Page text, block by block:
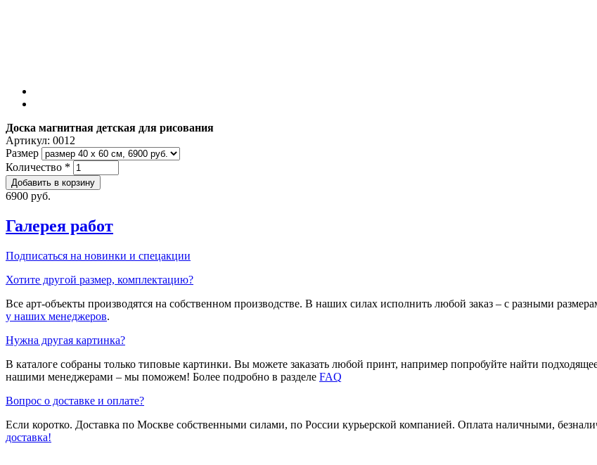
Доска магнитная детская для рисования
Артикул: 0012
Размер
Количество *
6900 руб.
Галерея работ
Подписаться на новинки и спецакции
Хотите другой размер, комплектацию?
Все арт-объекты производятся на собственном производстве. В наших силах исполнить любой заказ – с разными
у наших менеджеров.
Нужна другая картинка?
В каталоге собраны только типовые картинки. Вы можете заказать любой принт, например попробуйте найти
нашими менеджерами – мы поможем! Более подробно в разделе FAQ
Вопрос о доставке и оплате?
Если коротко. Доставка по Москве собственными силами, по России курьерской компанией. Оплата наличными,
доставка!